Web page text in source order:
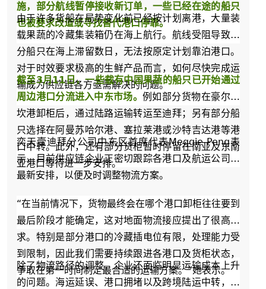
施，部分航线暂停接收新订单，一些已经在途的船只
也被要求改道或寻找替代港口停靠。
由于许多货船在局势变化前已经按计划离港，大量装
载果蔬的冷藏集装箱仍在海上航行。航线受阻导致部
分船只在海上滞留数日，无法按原定计划靠泊港口。
对于时效要求极高的生鲜产品而言，如何尽快完成运
输成为供应链各方亟需解决的问题。
截至3月11日，一些载有中国果蔬的船只已开始通过
周边港口分流进入中东市场。 例如部分货物在豪尔法
坎港卸柜后，通过陆路运输转运至迪拜；另有部分船
只选择在阿曼苏哈尔港、塞拉莱港或沙特吉达港等港
口中转。此外，还有部分货柜暂时停留在南亚及东南
亚港口等待进一步安排。
奕天壹迪拜分公司中东区首席代表Meggie Peng表
示，目前供应链企业正密切跟踪各港口及航运公司的
最新安排，以便及时调整物流方案。
“在当前情况下，货物最终会在哪个港口卸柜往往要到
最后阶段才能确定，这对地面物流接应提出了很高要
求。特别是部分港口的冷藏插电位有限，处理能力受
到限制，因此我们需要持续跟进各港口及货柜状态，
争取在第一时间制定最合适的运输方案。”她表示。
除了物流路径的调整，企业还面临明显运输成本上升
的问题。海运延误、港口拥堵以及跨境陆运中转，都